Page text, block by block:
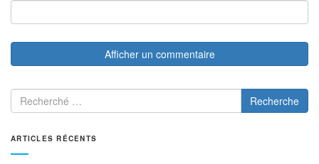
Recherche
ARTICLES RÉCENTS